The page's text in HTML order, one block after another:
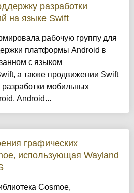
разработки
на языке Swift
рабочую группу для
платформы Android в
с языком
а также продвижении Swift
разработки мобильных
Android...
графических
использующая Wayland
Cosmoe,